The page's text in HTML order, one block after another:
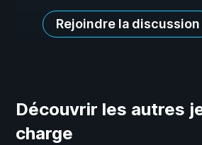
Rejoindre la discussion
Découvrir les autres
charge